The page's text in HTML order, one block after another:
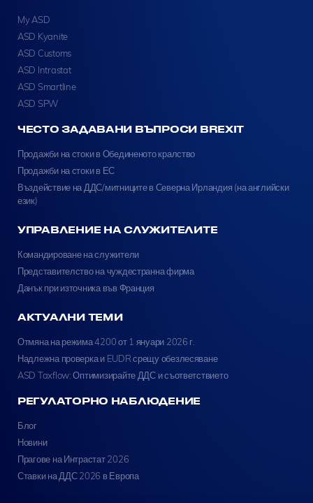
My ASD
ASD Kyanite
ASD Customs
ASD Intrastat
ASD Smartline
ASD SPW
ЧЕСТО ЗАДАВАНИ ВЪПРОСИ BREXIT
Продажби на стоки в Обединеното кралство
Продажби на стоки в ЕС
Въздействие на ДДС/митниците в Северна Ирландия (на английски
език)
УПРАВЛЕНИЕ НА СЛУЖИТЕЛИТЕ
Командироване на служители
Представителство на чуждестранна фирма
Данък при източника във Франция
АКТУАЛНИ ТЕМИ
Отмяна на режима 4200 от 1 януари 2026 г.
Надлежна проверка и EUDR срещу обезлесяване
ASD Taxflow: Оптимизирайте ДДС и съответствието
РЕГУЛАТОРНО НАБЛЮДЕНИЕ
Блог
Новини
Прагове на Интрастат 2026
Ставки на ДДС 2026 в Европа